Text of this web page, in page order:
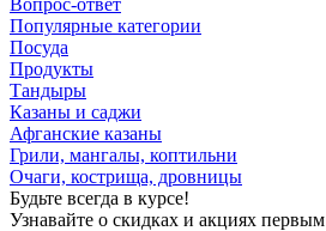
Популярные категории
Посуда
Продукты
Тандыры
Казаны и саджи
Афганские казаны
Грили, мангалы, коптильни
Очаги, кострища, дровницы
Будьте всегда в курсе!
Узнавайте о скидках и акциях первым